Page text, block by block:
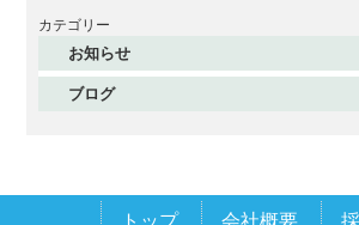
2025年12月
2025年11月
2025年10月
カテゴリー
お知らせ
ブログ
トップ 会社概要